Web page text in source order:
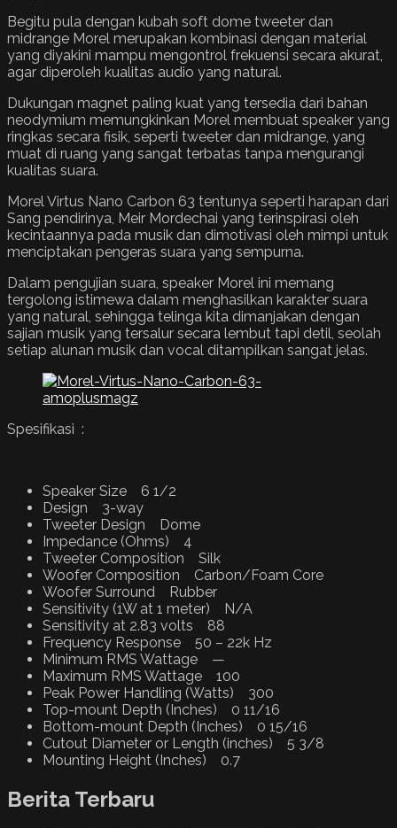
Begitu pula dengan kubah soft dome tweeter dan
midrange Morel merupakan kombinasi dengan material
yang diyakini mampu mengontrol frekuensi secara akurat,
agar diperoleh kualitas audio yang natural.
Dukungan magnet paling kuat yang tersedia dari bahan
neodymium memungkinkan Morel membuat speaker yang
ringkas secara fisik, seperti tweeter dan midrange, yang
muat di ruang yang sangat terbatas tanpa mengurangi
kualitas suara.
Morel Virtus Nano Carbon 63 tentunya seperti harapan dari
Sang pendirinya, Meir Mordechai yang terinspirasi oleh
kecintaannya pada musik dan dimotivasi oleh mimpi untuk
menciptakan pengeras suara yang sempurna.
Dalam pengujian suara, speaker Morel ini memang
tergolong istimewa dalam menghasilkan karakter suara
yang natural, sehingga telinga kita dimanjakan dengan
sajian musik yang tersalur secara lembut tapi detil, seolah
setiap alunan musik dan vocal ditampilkan sangat jelas.
Spesifikasi :
Speaker Size 6 1/2
Design 3-way
Tweeter Design Dome
Impedance (Ohms) 4
Tweeter Composition Silk
Woofer Composition Carbon/Foam Core
Woofer Surround Rubber
Sensitivity (1W at 1 meter) N/A
Sensitivity at 2.83 volts 88
Frequency Response 50 – 22k Hz
Minimum RMS Wattage —
Maximum RMS Wattage 100
Peak Power Handling (Watts) 300
Top-mount Depth (Inches) 0 11/16
Bottom-mount Depth (Inches) 0 15/16
Cutout Diameter or Length (inches) 5 3/8
Mounting Height (Inches) 0.7
Berita Terbaru